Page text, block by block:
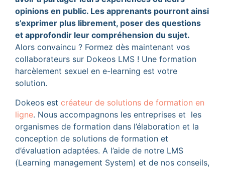
opinions en public. Les apprenants pourront ainsi
s’exprimer plus librement, poser des questions
et approfondir leur compréhension du sujet.
Alors convaincu ? Formez dès maintenant vos
collaborateurs sur Dokeos LMS ! Une formation
harcèlement sexuel en e-learning est votre
solution.
Dokeos est créateur de solutions de formation en
ligne. Nous accompagnons les entreprises et les
organismes de formation dans l’élaboration et la
conception de solutions de formation et
d’évaluation adaptées. A l’aide de notre LMS
(Learning management System) et de nos conseils,